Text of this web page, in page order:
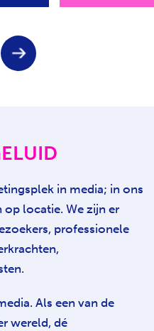
in media; in ons
locatie. We zijn er
professionele
Als een van de
wereld, dé